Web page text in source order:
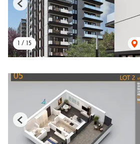
1 / 15
Previous
Previous